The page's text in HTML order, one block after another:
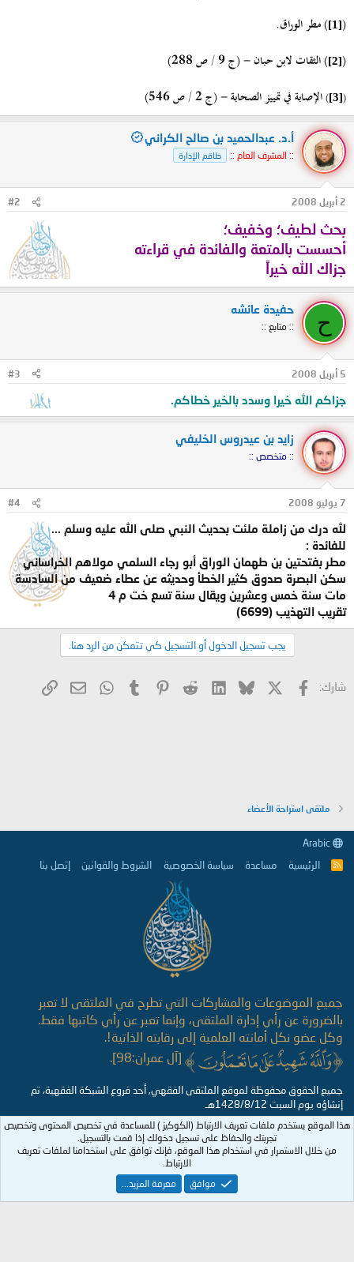
(
[1]
) مطر الوراق.
(
[2] ) الثقات لابن حبان - (ج 9 / ص 288)
(
[3]
)الإصابة في تمييز الصحابة - (ج 2 / ص 546)
أ.د. عبدالحميد بن صالح الكراني
:: المشرف العام :: طاقم الإدارة
2 أبريل 2008 #2
بحث لطيف؛ وخفيف؛
أحسست بالمتعة والفائدة في قراءته
جزاك الله خيراً
ح
حفيدة عائشه
:: متابع ::
5 أبريل 2008 #3
جزاكم الله خيرا وسدد بالخير خطاكم.
زايد بن عيدروس الخليفي
:: متخصص ::
7 يوليو 2008 #4
لله درك من زاملة ملئت بحديث النبي صلى الله عليه وسلم ...
للفائدة :
مطر بفتحتين بن طهمان الوراق أبو رجاء السلمي مولاهم الخراساني
سكن البصرة صدوق كثير الخطأ وحديثه عن عطاء ضعيف من السادسة
مات سنة خمس وعشرين ويقال سنة تسع خت م 4
تقريب التهذيب (6699)
يجب تسجيل الدخول أو التسجيل كي تتمكن من الرد هنا.
شارك: فيسبوك Bluesky
LinkedIn
Reddit
Pinterest
Tumblr
WhatsApp
البريد
ملتقى استراحة الأعضاء
R
الرئيسية مساعدة سياسة الخصوصية الشروط والقوانين إتصل بنا
جميع الموضوعات والمشاركات التي تطرح في الملتقى لا تعبر
بالضرورة عن رأي إدارة الملتقى، وإنما تعبر عن رأي كاتبها فقط.
وكل عضو نكل أمانته العلمية إلى رقابته الذاتية!.
[آل عمران:98].
جميع الحقوق محفوظة لموقع الملتقى الفقهي, أحد فروع الشبكة الفقهية، تم
إنشاؤه يوم السبت 1428/8/12هـ
هذا الموقع يستخدم ملفات تعريف الارتباط (الكوكيز ) للمساعدة في تخصيص المحتوى وتخصيص
تجربتك والحفاظ على تسجيل دخولك إذا قمت بالتسجيل.
من خلال الاستمرار في استخدام هذا الموقع، فإنك توافق على استخدامنا لملفات تعريف
الارتباط.
موافق
معرفة المزيد...